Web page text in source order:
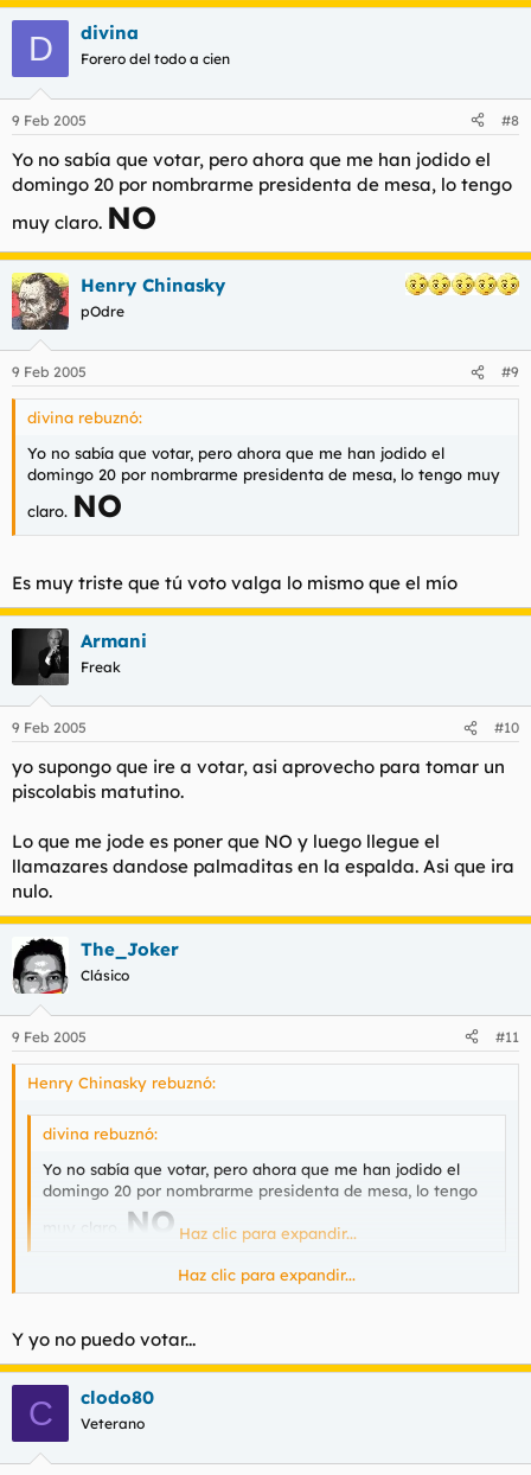
D divina
Forero del todo a cien
9 Feb 2005 #8
Yo no sabía que votar, pero ahora que me han jodido el
domingo 20 por nombrarme presidenta de mesa, lo tengo
muy claro. NO
Henry Chinasky
pOdre
9 Feb 2005 #9
divina rebuznó:
Yo no sabía que votar, pero ahora que me han jodido el
domingo 20 por nombrarme presidenta de mesa, lo tengo muy
claro. NO
Es muy triste que tú voto valga lo mismo que el mío
Armani
Freak
9 Feb 2005 #10
yo supongo que ire a votar, asi aprovecho para tomar un
piscolabis matutino.
Lo que me jode es poner que NO y luego llegue el
llamazares dandose palmaditas en la espalda. Asi que ira
nulo.
The_Joker
Clásico
9 Feb 2005 #11
Henry Chinasky rebuznó:
divina rebuznó:
Yo no sabía que votar, pero ahora que me han jodido el
domingo 20 por nombrarme presidenta de mesa, lo tengo
muy claro.
NO Haz clic para expandir...
Es muy triste que tú voto valga lo mismo que el mío
Haz clic para expandir...
Y yo no puedo votar...
C clodo80
Veterano